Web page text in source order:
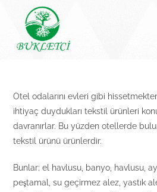
content
Otel odalarını evleri gibi
ihtiyaç duydukları tekstil ürünleri
davranırlar. Bu yüzden otellerde
tekstil ürünü ürünlerdir.
Bunlar; el havlusu, banyo, havlusu,
peştamal, su geçirmez alez, yastık